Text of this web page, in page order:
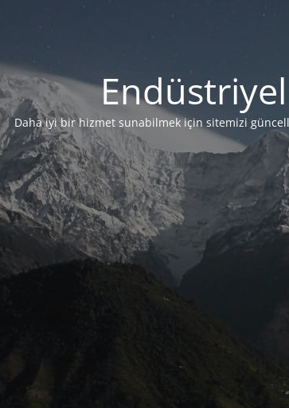
Daha iyi bir hizmet sunabilmek için sitemizi